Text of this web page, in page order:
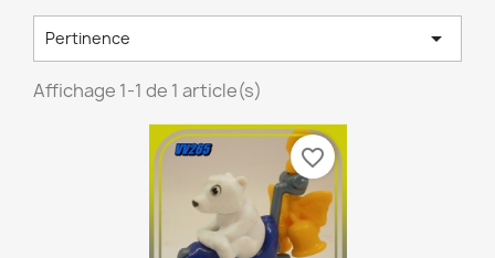
Pertinence 
Affichage 1-1 de 1 article(s)
favorite_border